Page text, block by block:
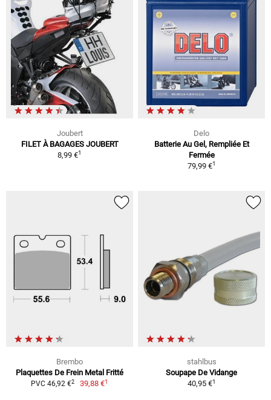
Joubert
FILET À BAGAGES JOUBERT
8,99 €1
Delo
Batterie Au Gel, Rempliée Et
Fermée
79,99 €1
Brembo
Plaquettes De Frein Metal Fritté
PVC 46,92 €2 39,88 €1
stahlbus
Soupape De Vidange
40,95 €1